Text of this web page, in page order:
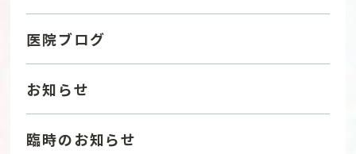
医院ブログ
お知らせ
臨時のお知らせ